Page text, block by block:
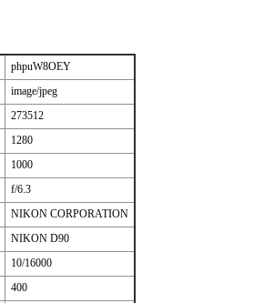
phpuW8OEY
image/jpeg
273512
1280
1000
f/6.3
NIKON CORPORATION
NIKON D90
10/16000
400